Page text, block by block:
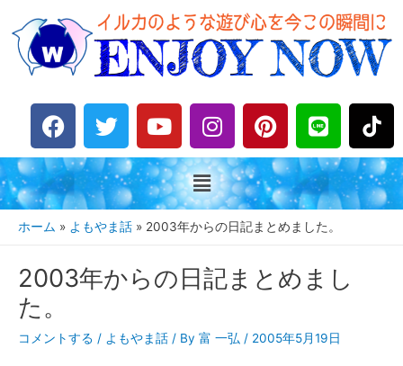
F
a
c
e
b
o
k
T
w
i
t
t
e
Y
o
u
t
u
b
I
n
s
t
a
g
a
m
P
i
n
t
e
r
s
t
L
i
n
e
ホーム よもやま話 2003年からの日記まとめました。
2003年からの日記まとめまし
た。
コメントする / よもやま話 / By 富 一弘 / 2005年5月19日